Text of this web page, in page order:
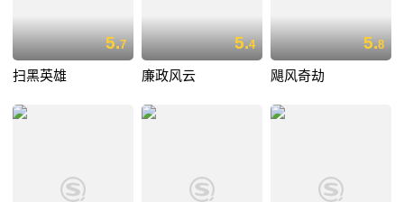
5.7
扫黑英雄
5.4
廉政风云
5.8
飓风奇劫